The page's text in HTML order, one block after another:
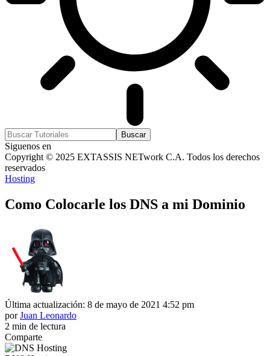
Siguenos en
Copyright © 2025 EXTASSIS NETwork C.A. Todos los derechos
reservados
Hosting
Como Colocarle los DNS a mi Dominio
Última actualización: 8 de mayo de 2021 4:52 pm
por Juan Leonardo
2 min de lectura
Comparte